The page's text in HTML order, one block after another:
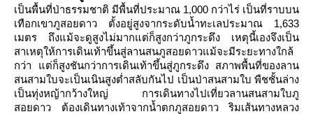
เป็นพื้นที่ป่าธรรมชาติ มีพื้นที่ประมาณ 1,000 กว่าไร่ เป็นที่ราบบน
เทือกเขาภูสอยดาว ตั้งอยู่สูงจากระดับน้ำทะเลประมาณ 1,633
เมตร ถึงแม้จะดูสูงไม่มากแต่ก็สูงกว่าภูกระดึง เหตุนี้เองจึงเป็น
สาเหตุให้การเดินเท้าขึ้นสู่ลานสนภูสอยดาวแม้จะมีระยะทางใกล้
กว่า แต่ก็สูงชันกว่าการเดินเท้าขึ้นสู่ภูกระดึง สภาพพื้นที่ของลาน
สนสามใบจะเป็นเนินสูงต่ำสลับกันไป เป็นป่าสนสามใบ พืชชั้นล่าง
เป็นทุ่งหญ้ากว้างใหญ่ การเดินทางไปเที่ยวลานสนสามใบภู
สอยดาว ต้องเดินทางเท้าจากน้ำตกภูสอยดาว ริมเส้นทางหลวง